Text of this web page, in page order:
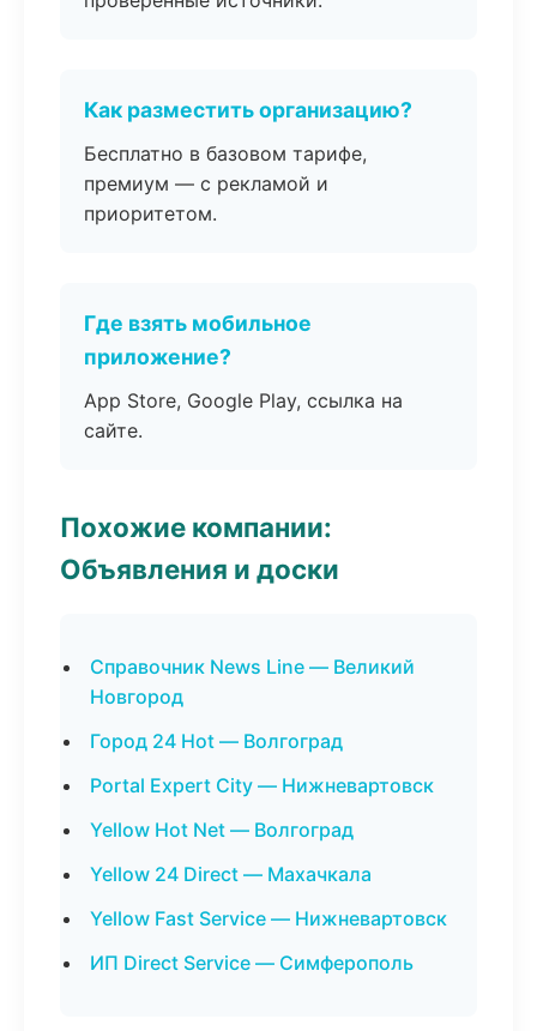
Как разместить организацию?
Бесплатно в базовом тарифе,
премиум — с рекламой и
приоритетом.
Где взять мобильное
приложение?
App Store, Google Play, ссылка на
сайте.
Похожие компании:
Объявления и доски
Справочник News Line — Великий
Новгород
Город 24 Hot — Волгоград
Portal Expert City — Нижневартовск
Yellow Hot Net — Волгоград
Yellow 24 Direct — Махачкала
Yellow Fast Service — Нижневартовск
ИП Direct Service — Симферополь